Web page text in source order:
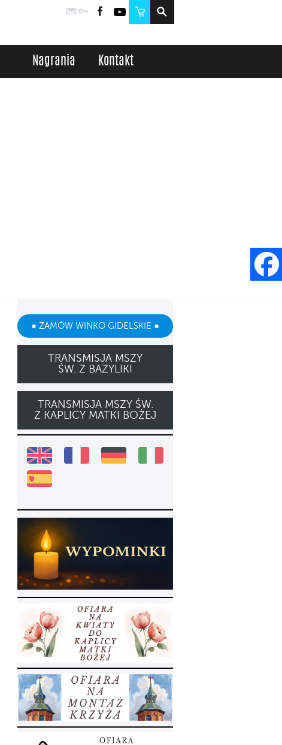
PocztaLogowanie
FacebookYouTube
Sklep
Nagrania Kontakt
● ZAMÓW WINKO GIDELSKIE ●
TRANSMISJA MSZY
ŚW. Z BAZYLIKI
TRANSMISJA MSZY ŚW.
Z KAPLICY MATKI BOŻEJ